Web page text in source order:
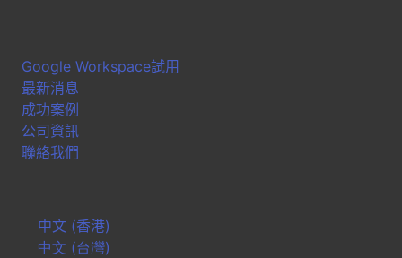
Google Workspace試用
最新消息
成功案例
公司資訊
聯絡我們
中文 (香港)
中文 (台灣)